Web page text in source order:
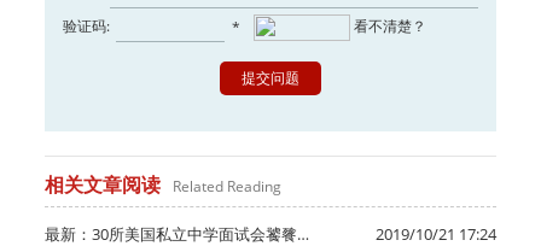
验证码:
看不清楚？
*
相关文章阅读 Related Reading
2019/10/21 17:24
最新：30所美国私立中学面试会饕餮…